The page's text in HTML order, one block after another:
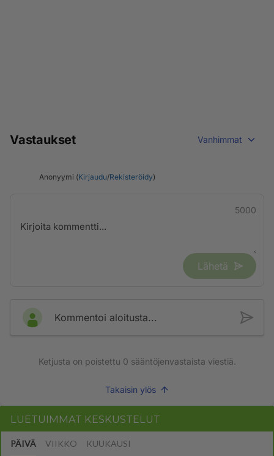
Vastaukset Vanhimmat
Anonyymi (Kirjaudu/Rekisteröidy)
5000
Lähetä
Kommentoi aloitusta...
Ketjusta on poistettu 0 sääntöjenvastaista viestiä.
Takaisin ylös
LUETUIMMAT KESKUSTELUT
PÄIVÄ VIIKKO KUUKAUSI